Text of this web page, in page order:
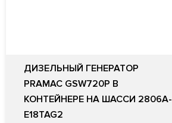
ДИЗЕЛЬНЫЙ ГЕНЕРАТОР
PRAMAC GSW720P В
КОНТЕЙНЕРЕ НА ШАССИ 2806A-
E18TAG2